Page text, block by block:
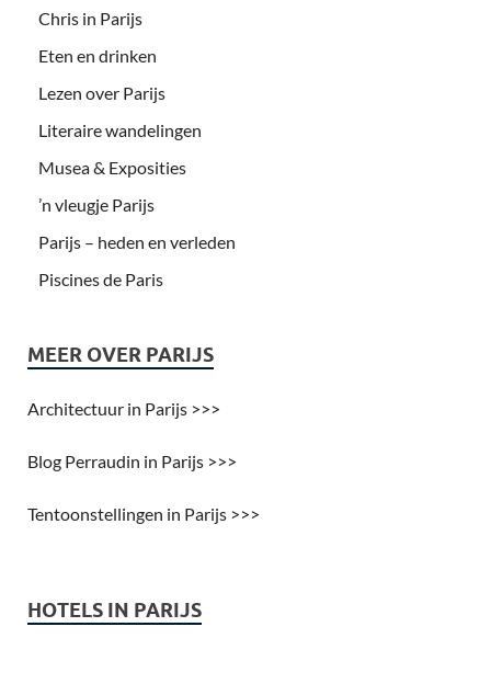
Chris in Parijs
Eten en drinken
Lezen over Parijs
Literaire wandelingen
Musea & Exposities
’n vleugje Parijs
Parijs – heden en verleden
Piscines de Paris
MEER OVER PARIJS
Architectuur in Parijs >>>
Blog Perraudin in Parijs >>>
Tentoonstellingen in Parijs >>>
HOTELS IN PARIJS